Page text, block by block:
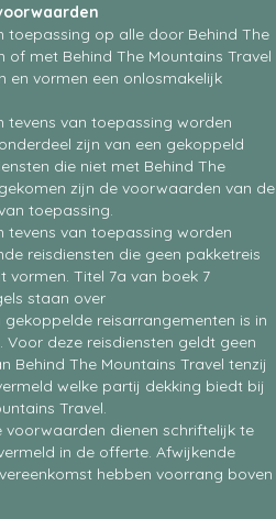
toepassing op alle door Behind The
of met Behind The Mountains Travel
en vormen een onlosmakelijk
tevens van toepassing worden
zijn van een gekoppeld
die niet met Behind The
zijn de voorwaarden van de
toepassing.
tevens van toepassing worden
reisdiensten die geen pakketreis
Titel 7a van boek 7
staan over
reisarrangementen is in
deze reisdiensten geldt geen
Behind The Mountains Travel tenzij
welke partij dekking biedt bij
Travel.
voorwaarden dienen schriftelijk te
in de offerte. Afwijkende
hebben voorrang boven